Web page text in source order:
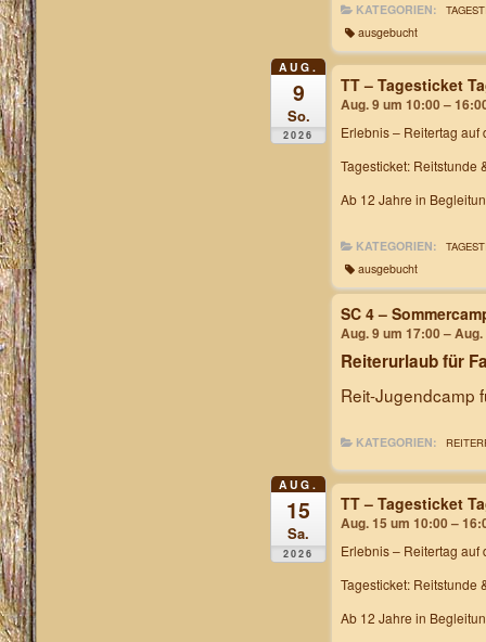
KATEGORIEN:
ausgebucht
AUG.
9
So.
2026
TT – Tagesticket
Aug. 9 um 10:00 –
Erlebnis – Reitertag auf
Tagesticket: Reitstunde
Ab 12 Jahre in
KATEGORIEN:
ausgebucht
SC 4 –
Aug. 9 um 17:00 –
Reiterurlaub für
Reit-Jugendcamp
KATEGORIEN:
AUG.
15
Sa.
2026
TT – Tagesticket
Aug. 15 um 10:00 –
Erlebnis – Reitertag auf
Tagesticket: Reitstunde
Ab 12 Jahre in